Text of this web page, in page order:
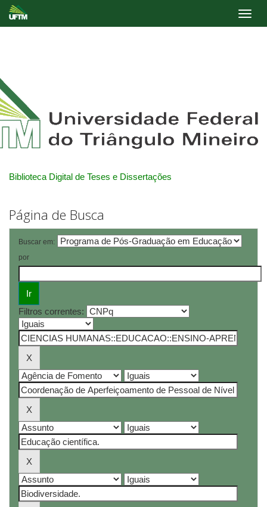
Biblioteca Digital de Teses e Dissertações
Página de Busca
Buscar em:
por
Filtros correntes: